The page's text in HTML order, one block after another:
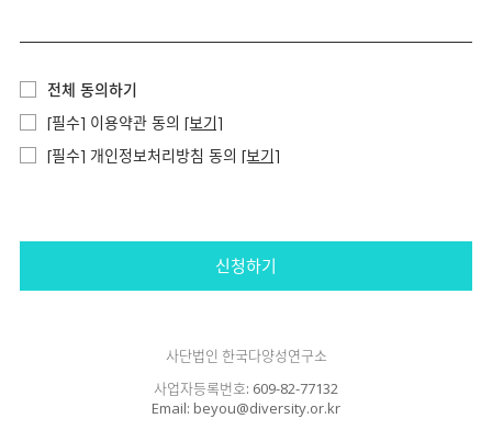
전체 동의하기
[필수] 이용약관 동의 [보기]
[필수] 개인정보처리방침 동의 [보기]
신청하기
사단법인 한국다양성연구소
사업자등록번호: 609-82-77132
Email: beyou@diversity.or.kr